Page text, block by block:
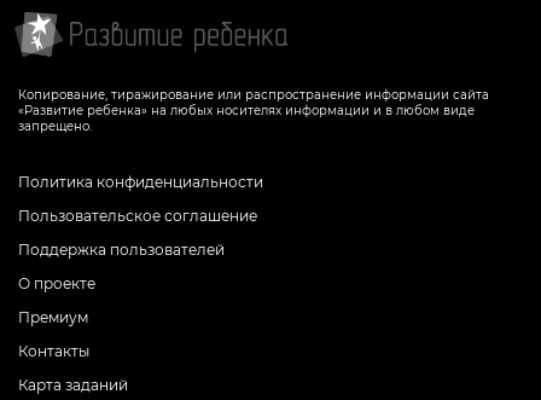
Копирование, тиражирование или распространение информации сайта
«Развитие ребенка» на любых носителях информации и в любом виде
запрещено.
Политика конфиденциальности
Пользовательское соглашение
Поддержка пользователей
О проекте
Премиум
Контакты
Карта заданий